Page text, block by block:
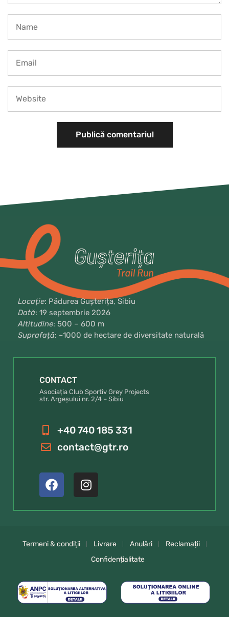
Locație: Pădurea Gușterița, Sibiu
Dată: 19 septembrie 2026
Altitudine: 500 – 600 m
Suprafață: ~1000 de hectare de diversitate naturală
CONTACT
Asociația Club Sportiv Grey Projects
str. Argeșului nr. 2/4 – Sibiu
+40 740 185 331
contact@gtr.ro
Termeni & condiții Livrare Anulări
Reclamații
Confidențialitate